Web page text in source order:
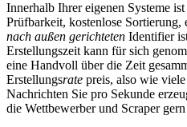
Innerhalb Ihrer eigenen Systeme
Prüfbarkeit, kostenlose
nach außen gerichteten Identifier
Erstellungszeit kann für sich
eine Handvoll über die Zeit
Erstellungsrate preis, also wie
Nachrichten Sie pro Sekunde
die Wettbewerber und Scraper gern